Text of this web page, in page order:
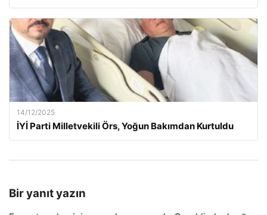
14/12/2025
İYİ Parti Milletvekili Örs, Yoğun Bakımdan Kurtuldu
Bir yanıt yazın